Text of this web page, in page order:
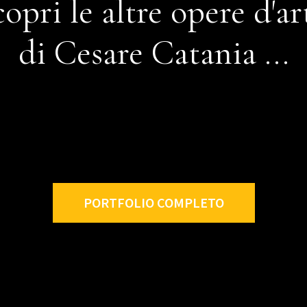
le altre opere
di Cesare Catania ...
PORTFOLIO COMPLETO